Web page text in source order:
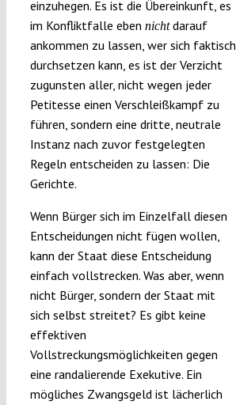
einzuhegen. Es ist die Übereinkunft, es
im Konfliktfalle eben nichtdarauf
ankommen zu lassen, wer sich faktisch
durchsetzen kann, es ist der Verzicht
zugunsten aller, nicht wegen jeder
Petitesse einen Verschleißkampf zu
führen, sondern eine dritte, neutrale
Instanz nach zuvor festgelegten
Regeln entscheiden zu lassen: Die
Gerichte.
Wenn Bürger sich im Einzelfall diesen
Entscheidungen nicht fügen wollen,
kann der Staat diese Entscheidung
einfach vollstrecken. Was aber, wenn
nicht Bürger, sondern der Staat mit
sich selbst streitet? Es gibt keine
effektiven
Vollstreckungsmöglichkeiten gegen
eine randalierende Exekutive. Ein
mögliches Zwangsgeld ist lächerlich